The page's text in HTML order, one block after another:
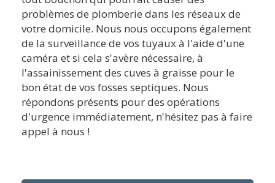
problèmes de plomberie dans les réseaux de
votre domicile. Nous nous occupons également
de la surveillance de vos tuyaux à l'aide d'une
caméra et si cela s'avère nécessaire, à
l'assainissement des cuves à graisse pour le
bon état de vos fosses septiques. Nous
répondons présents pour des opérations
d'urgence immédiatement, n'hésitez pas à faire
appel à nous !